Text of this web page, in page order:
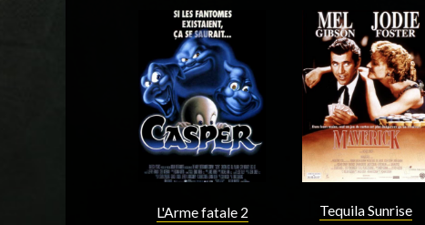
Acteur Acteur
L'Arme fatale 2 Tequila Sunrise